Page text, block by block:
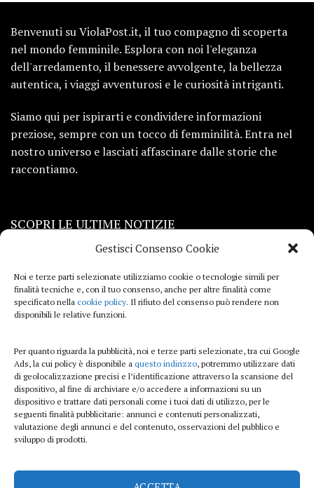
Gestisci Consenso Cookie
Noi e terze parti selezionate utilizziamo cookie o tecnologie simili per
finalità tecniche e, con il tuo consenso, anche per altre finalità come
specificato nella cookie policy. Il rifiuto del consenso può rendere non
disponibili le relative funzioni.
Per quanto riguarda la pubblicità, noi e terze parti selezionate, tra cui Google
Ads, la cui policy è disponibile a questo indirizzo, potremmo utilizzare dati
di geolocalizzazione precisi e l’identificazione attraverso la scansione del
dispositivo, al fine di archiviare e/o accedere a informazioni su un
dispositivo e trattare dati personali come i tuoi dati di utilizzo, per le
seguenti finalità pubblicitarie: annunci e contenuti personalizzati,
valutazione degli annunci e del contenuto, osservazioni del pubblico e
sviluppo di prodotti.
Benvenuti su ViolaPost.it, il tuo compagno di scoperta
nel mondo femminile. Esplora con noi l'eleganza
dell'arredamento, il benessere avvolgente, la bellezza
autentica, i viaggi avventurosi e le curiosità intriganti.
Siamo qui per ispirarti e condividere informazioni
preziose, sempre con un tocco di femminilità. Entra nel
nostro universo e lasciati affascinare dalle storie che
raccontiamo.
SCOPRI LE ULTIME NOTIZIE
Viaggi
Beauty e benessere
Curiosità
Lifestyle
Sport
iTech